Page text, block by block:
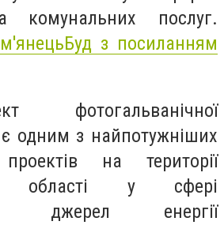
комунальних послуг.
з посиланням
фотогальванічної
є одним з найпотужніших
проектів на території
області у сфері
джерел енергії